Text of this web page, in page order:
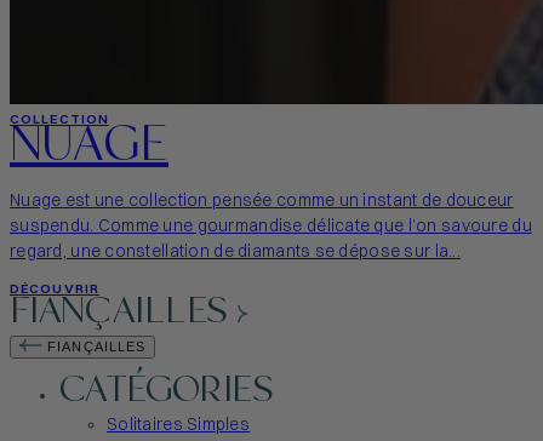
COLLECTION
NUAGE
Nuage est une collection pensée comme un instant de douceur
suspendu. Comme une gourmandise délicate que l’on savoure du
regard, une constellation de diamants se dépose sur la...
DÉCOUVRIR
FIANÇAILLES
FIANÇAILLES
CATÉGORIES
Solitaires Simples